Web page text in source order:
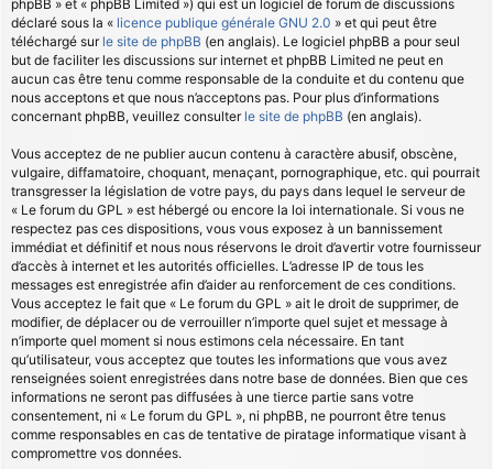
phpBB » et « phpBB Limited ») qui est un logiciel de forum de discussions
déclaré sous la « licence publique générale GNU 2.0 » et qui peut être
téléchargé sur le site de phpBB (en anglais). Le logiciel phpBB a pour seul
but de faciliter les discussions sur internet et phpBB Limited ne peut en
aucun cas être tenu comme responsable de la conduite et du contenu que
nous acceptons et que nous n’acceptons pas. Pour plus d’informations
concernant phpBB, veuillez consulter le site de phpBB (en anglais).
Vous acceptez de ne publier aucun contenu à caractère abusif, obscène,
vulgaire, diffamatoire, choquant, menaçant, pornographique, etc. qui pourrait
transgresser la législation de votre pays, du pays dans lequel le serveur de
« Le forum du GPL » est hébergé ou encore la loi internationale. Si vous ne
respectez pas ces dispositions, vous vous exposez à un bannissement
immédiat et définitif et nous nous réservons le droit d’avertir votre fournisseur
d’accès à internet et les autorités officielles. L’adresse IP de tous les
messages est enregistrée afin d’aider au renforcement de ces conditions.
Vous acceptez le fait que « Le forum du GPL » ait le droit de supprimer, de
modifier, de déplacer ou de verrouiller n’importe quel sujet et message à
n’importe quel moment si nous estimons cela nécessaire. En tant
qu’utilisateur, vous acceptez que toutes les informations que vous avez
renseignées soient enregistrées dans notre base de données. Bien que ces
informations ne seront pas diffusées à une tierce partie sans votre
consentement, ni « Le forum du GPL », ni phpBB, ne pourront être tenus
comme responsables en cas de tentative de piratage informatique visant à
compromettre vos données.